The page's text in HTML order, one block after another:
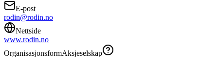
E-post
rodin@rodin.no
Nettside
www.rodin.no
OrganisasjonsformAksjeselskap